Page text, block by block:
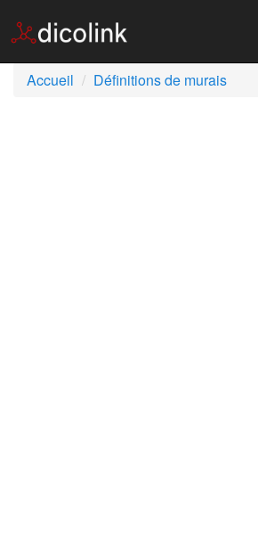
Accueil
Définitions de murais